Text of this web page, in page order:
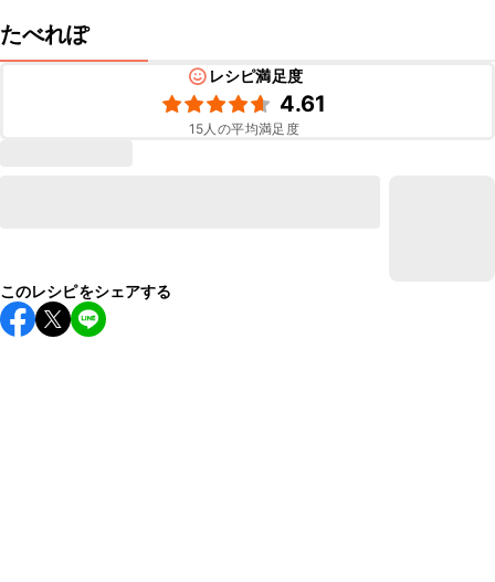
たべれぽ
レシピ満足度
4.61
15人の平均満足度
このレシピをシェアする